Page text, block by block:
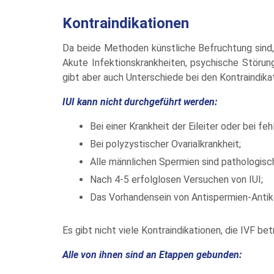
Kontraindikationen
Da beide Methoden künstliche Befruchtung
Akute Infektionskrankheiten, psychische
gibt aber auch Unterschiede bei den
IUI kann nicht durchgeführt werden:
Bei einer Krankheit der Eileiter oder bei
Bei polyzystischer Ovarialkrankheit;
Alle männlichen Spermien sind
Nach 4-5 erfolglosen Versuchen von IUI;
Das Vorhandensein von Antispermien-
Es gibt nicht viele Kontraindikationen, die IVF
Alle von ihnen sind an Etappen gebunden: